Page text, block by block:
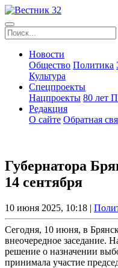
Новости
Общество Политика
Культура
Спецпроекты
Нацпроекты 80 лет
Редакция
О сайте Обратная
Губернатора
14 сентября
10 июня 2025, 10:18 |
Сегодня, 10 июня, в
внеочередное заседание.
решение о назначении
принимала участие